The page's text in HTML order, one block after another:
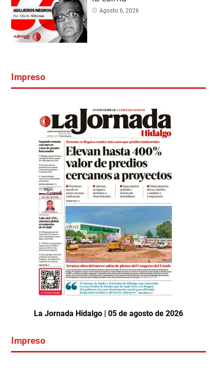
Agosto 6, 2026
Impreso
La Jornada Hidalgo | 05 de agosto de 2026
Impreso